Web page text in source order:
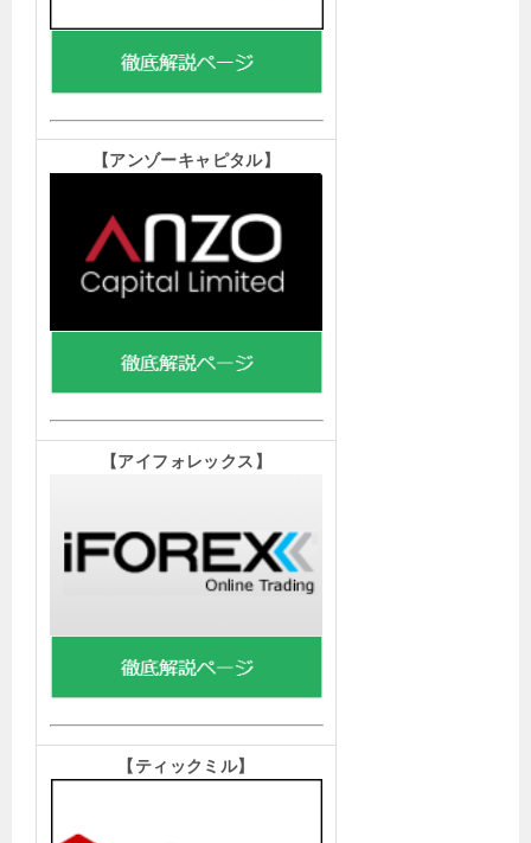
【アンゾーキャピタル】
【アイフォレックス】
【ティックミル】